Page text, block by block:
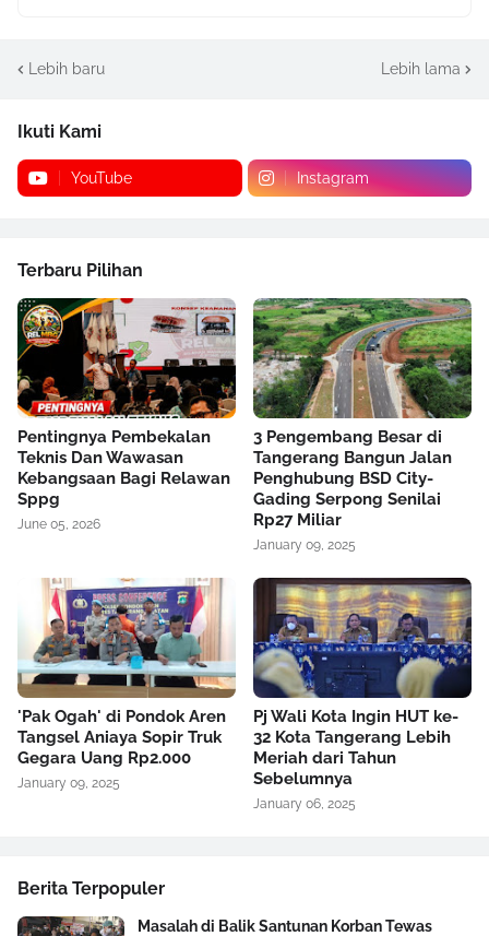
Lebih baru Lebih lama
Ikuti Kami
YouTube Instagram
Terbaru Pilihan
Pentingnya Pembekalan
Teknis Dan Wawasan
Kebangsaan Bagi Relawan
Sppg
June 05, 2026
3 Pengembang Besar di
Tangerang Bangun Jalan
Penghubung BSD City-
Gading Serpong Senilai
Rp27 Miliar
January 09, 2025
'Pak Ogah' di Pondok Aren
Tangsel Aniaya Sopir Truk
Gegara Uang Rp2.000
January 09, 2025
Pj Wali Kota Ingin HUT ke-
32 Kota Tangerang Lebih
Meriah dari Tahun
Sebelumnya
January 06, 2025
Berita Terpopuler
Masalah di Balik Santunan Korban Tewas